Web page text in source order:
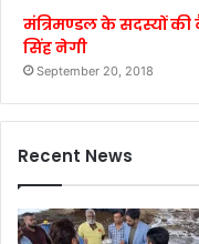
मंत्रिमण्डल के सदस्यों की
सिंह नेगी
September 20, 2018
Recent News